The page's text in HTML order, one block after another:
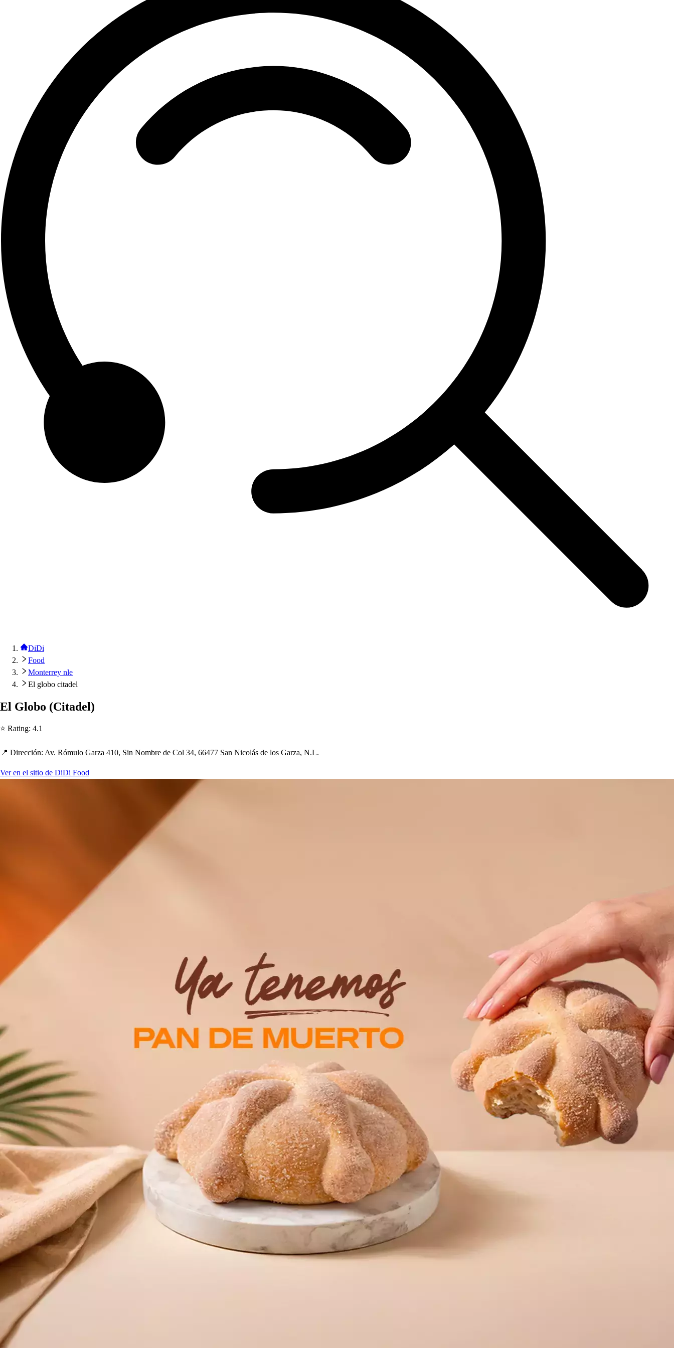
DiDi
Food
Monterrey nle
El globo citadel
El Globo (Citadel)
⭐ Rating: 4.1
📍 Dirección: Av. Rómulo Garza 410, Sin Nombre de Col 34, 66477 San Nicolás de los Garza, N.L.
Ver en el sitio de DiDi Food